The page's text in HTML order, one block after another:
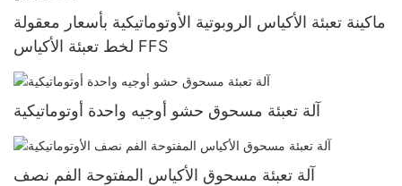
ماكينة تعبئة الأكياس الروبوتية الأوتوماتيكية بأسعار معقولة
لخط تعبئة الأكياس FFS
آلة تعبئة مسحوق حشو أوجيه واحدة أوتوماتيكية
آلة تعبئة مسحوق الأكياس المفتوحة الفم نصف